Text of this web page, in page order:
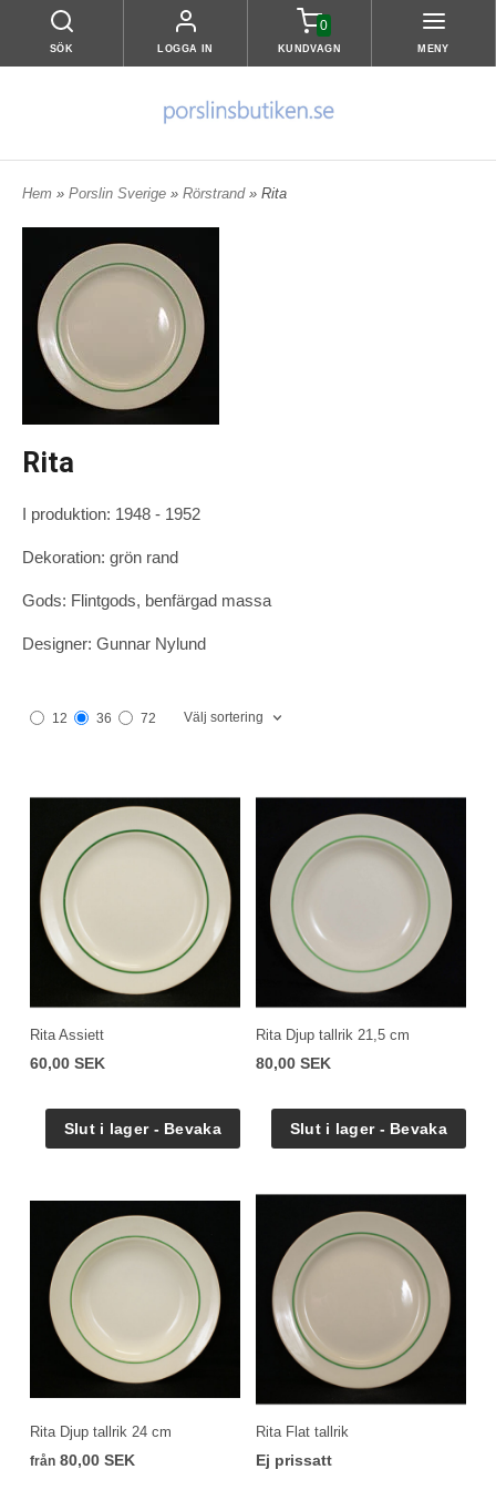
SÖK LOGGA IN
0
KUNDVAGN MENY
Hem » Porslin Sverige » Rörstrand » Rita
Rita
I produktion: 1948 - 1952
Dekoration: grön rand
Gods: Flintgods, benfärgad massa
Designer: Gunnar Nylund
12 36 72 Välj sortering
Rita Assiett
60,00 SEK
Rita Djup tallrik 21,5 cm
80,00 SEK
Rita Djup tallrik 24 cm
från 80,00 SEK
Rita Flat tallrik
Ej prissatt